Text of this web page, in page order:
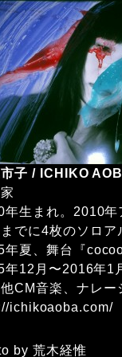
子 / ICHIKO
年生まれ。2010年
でに4枚のソロア
年夏、舞台『
年12月〜2016年1
CM音楽、ナレー
ichikoaoba.com/
by 荒木経惟